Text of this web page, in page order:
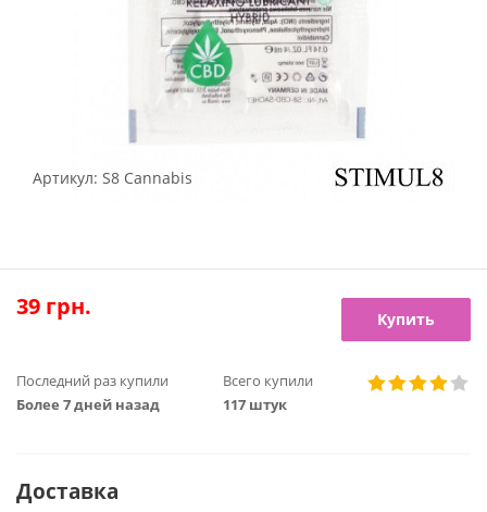
Артикул: S8 Cannabis
39 грн. Купить
Последний раз купили
Более 7 дней назад
Всего купили
117 штук
Доставка